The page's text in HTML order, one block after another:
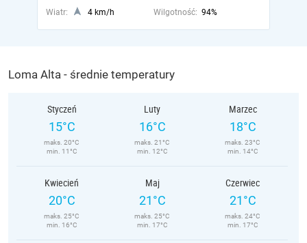
Wiatr:
4 km/h Wilgotność: 94%
Loma Alta - średnie temperatury
Styczeń
15°C
maks. 20°C
min. 11°C
Luty
16°C
maks. 21°C
min. 12°C
Marzec
18°C
maks. 23°C
min. 14°C
Kwiecień
20°C
maks. 25°C
min. 16°C
Maj
21°C
maks. 25°C
min. 17°C
Czerwiec
21°C
maks. 24°C
min. 17°C